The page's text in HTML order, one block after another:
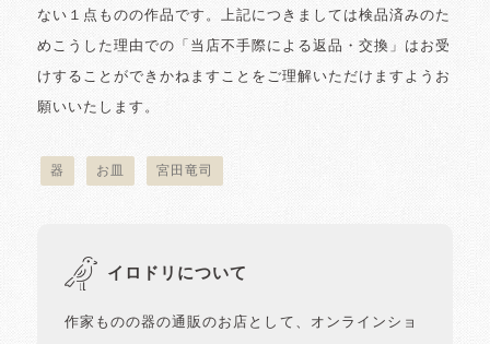
ない１点ものの作品です。上記につきましては検品済みのた
めこうした理由での「当店不手際による返品・交換」はお受
けすることができかねますことをご理解いただけますようお
願いいたします。
器 お皿 宮田竜司
イロドリについて
作家ものの器の通販のお店として、オンラインショ